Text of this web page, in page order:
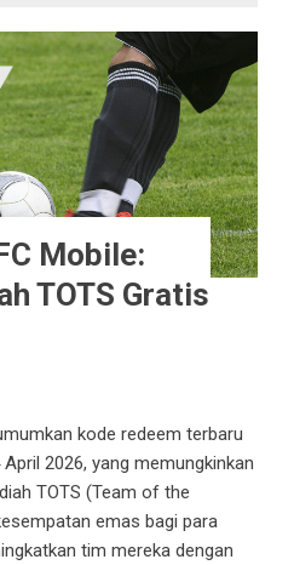
Mobile:
TOTS Gratis
kode redeem terbaru
2026, yang memungkinkan
TOTS (Team of the
emas bagi para
tim mereka dengan